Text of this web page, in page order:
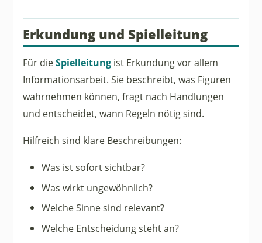
Erkundung und Spielleitung
Für dieSpielleitung ist Erkundung vor allem
Informationsarbeit. Sie beschreibt, was Figuren
wahrnehmen können, fragt nach Handlungen
und entscheidet, wann Regeln nötig sind.
Hilfreich sind klare Beschreibungen:
Was ist sofort sichtbar?
Was wirkt ungewöhnlich?
Welche Sinne sind relevant?
Welche Entscheidung steht an?